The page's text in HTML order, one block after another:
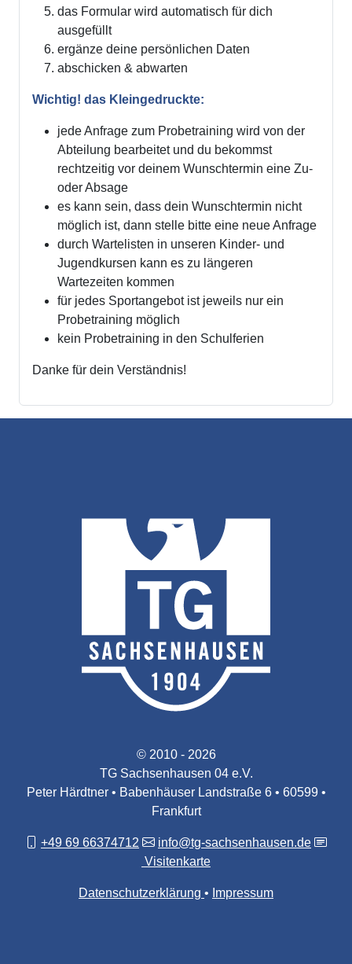
das Formular wird automatisch für dich
ausgefüllt
ergänze deine persönlichen Daten
abschicken & abwarten
Wichtig! das Kleingedruckte:
jede Anfrage zum Probetraining wird von der
Abteilung bearbeitet und du bekommst
rechtzeitig vor deinem Wunschtermin eine Zu-
oder Absage
es kann sein, dass dein Wunschtermin nicht
möglich ist, dann stelle bitte eine neue Anfrage
durch Wartelisten in unseren Kinder- und
Jugendkursen kann es zu längeren
Wartezeiten kommen
für jedes Sportangebot ist jeweils nur ein
Probetraining möglich
kein Probetraining in den Schulferien
Danke für dein Verständnis!
© 2010 - 2026
TG Sachsenhausen 04 e.V.
Peter Härdtner • Babenhäuser Landstraße 6 • 60599 •
Frankfurt
+49 69 66374712
info@tg-sachsenhausen.de
Visitenkarte
Datenschutzerklärung Impressum